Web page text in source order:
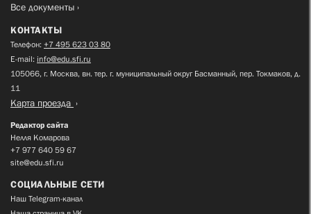
Все документы
КОНТАКТЫ
Телефон: +7 495 623 03 80
E-mail: info@edu.sfi.ru
105066, г. Москва, вн. тер. г. муниципальный округ Басманный, пер. Токмаков, д.
11
Карта проезда
Редактор сайта
Нелля Комарова
+7 977 640 59 67
site@edu.sfi.ru
СОЦИАЛЬНЫЕ СЕТИ
Наш Telegram-канал